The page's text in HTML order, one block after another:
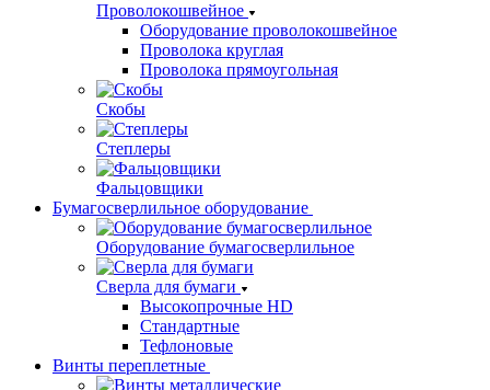
Проволокошвейное
Оборудование проволокошвейное
Проволока круглая
Проволока прямоугольная
Скобы
Степлеры
Фальцовщики
Бумагосверлильное оборудование
Оборудование бумагосверлильное
Сверла для бумаги
Высокопрочные HD
Стандартные
Тефлоновые
Винты переплетные